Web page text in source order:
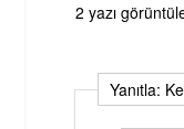
2 yazı
Yanıtla: